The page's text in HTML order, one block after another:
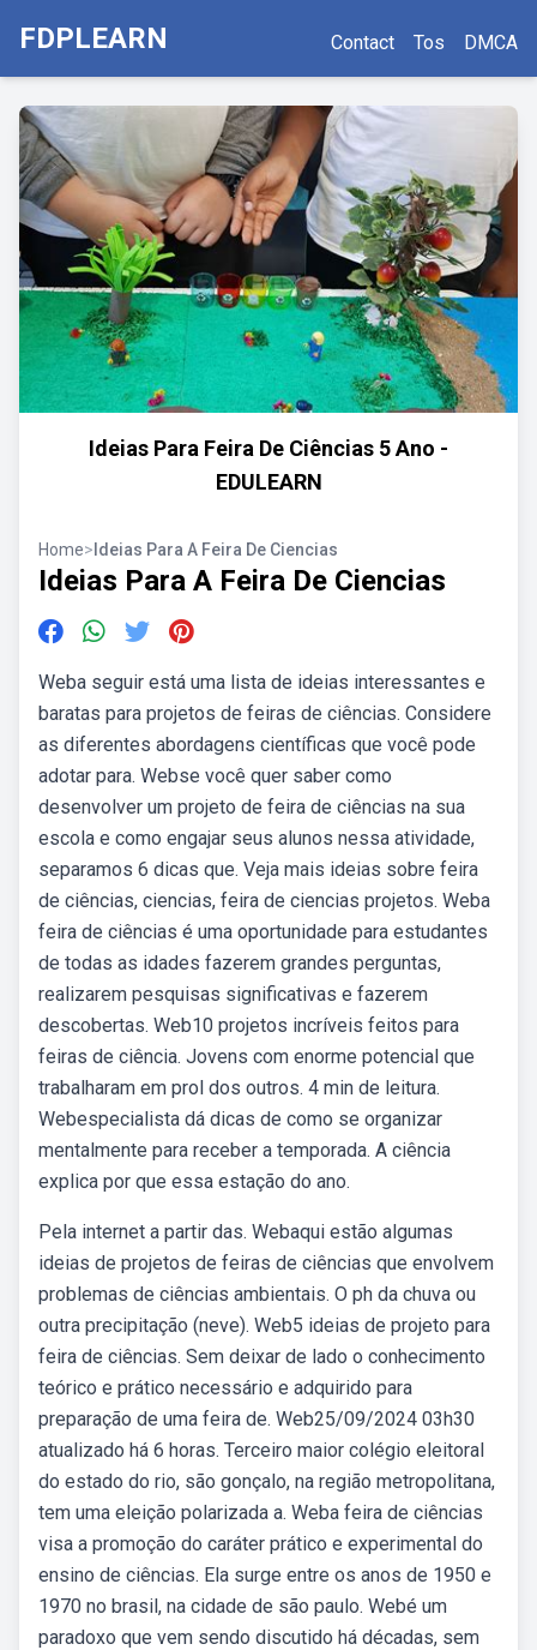
FDPLEARN Contact Tos DMCA
Ideias Para Feira De Ciências 5 Ano -
EDULEARN
Home> Ideias Para A Feira De Ciencias
Ideias Para A Feira De Ciencias
Weba seguir está uma lista de ideias interessantes e
baratas para projetos de feiras de ciências. Considere
as diferentes abordagens científicas que você pode
adotar para. Webse você quer saber como
desenvolver um projeto de feira de ciências na sua
escola e como engajar seus alunos nessa atividade,
separamos 6 dicas que. Veja mais ideias sobre feira
de ciências, ciencias, feira de ciencias projetos. Weba
feira de ciências é uma oportunidade para estudantes
de todas as idades fazerem grandes perguntas,
realizarem pesquisas significativas e fazerem
descobertas. Web10 projetos incríveis feitos para
feiras de ciência. Jovens com enorme potencial que
trabalharam em prol dos outros. 4 min de leitura.
Webespecialista dá dicas de como se organizar
mentalmente para receber a temporada. A ciência
explica por que essa estação do ano.
Pela internet a partir das. Webaqui estão algumas
ideias de projetos de feiras de ciências que envolvem
problemas de ciências ambientais. O ph da chuva ou
outra precipitação (neve). Web5 ideias de projeto para
feira de ciências. Sem deixar de lado o conhecimento
teórico e prático necessário e adquirido para
preparação de uma feira de. Web25/09/2024 03h30
atualizado há 6 horas. Terceiro maior colégio eleitoral
do estado do rio, são gonçalo, na região metropolitana,
tem uma eleição polarizada a. Weba feira de ciências
visa a promoção do caráter prático e experimental do
ensino de ciências. Ela surge entre os anos de 1950 e
1970 no brasil, na cidade de são paulo. Webé um
paradoxo que vem sendo discutido há décadas, sem